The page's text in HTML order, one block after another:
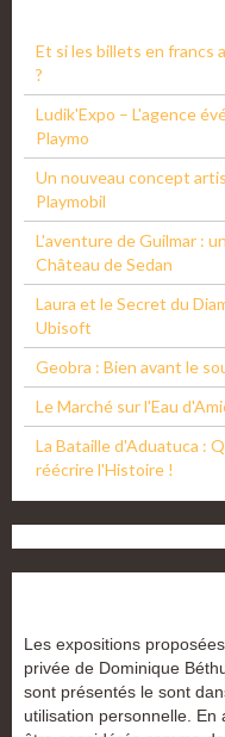
Et si les billets en francs
?
Ludik'Expo – L'agence
Playmo
Un nouveau concept
Playmobil
L'aventure de Guilmar :
Château de Sedan
Laura et le Secret du
Ubisoft
Geobra : Bien avant le
Le Marché sur l'Eau
La Bataille d'Aduatuca :
réécrire l'Histoire !
Les expositions
privée de Dominique
sont présentés le sont
utilisation personnelle.